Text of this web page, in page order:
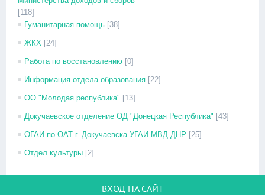
[118]
Гуманитарная помощь [38]
ЖКХ [24]
Работа по восстановлению [0]
Информация отдела образования [22]
ОО "Молодая республика" [13]
Докучаевское отделение ОД "Донецкая Республика" [43]
ОГАИ по ОАТ г. Докучаевска УГАИ МВД ДНР [25]
Отдел культуры [2]
ВХОД НА САЙТ